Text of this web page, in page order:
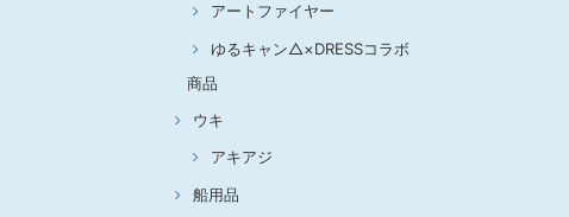
アートファイヤー
ゆるキャン△×DRESSコラボ
商品
ウキ
アキアジ
船用品